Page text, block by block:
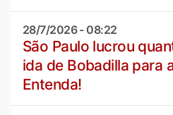
28/7/2026 - 08:22
São Paulo lucrou
ida de Bobadilla para
Entenda!